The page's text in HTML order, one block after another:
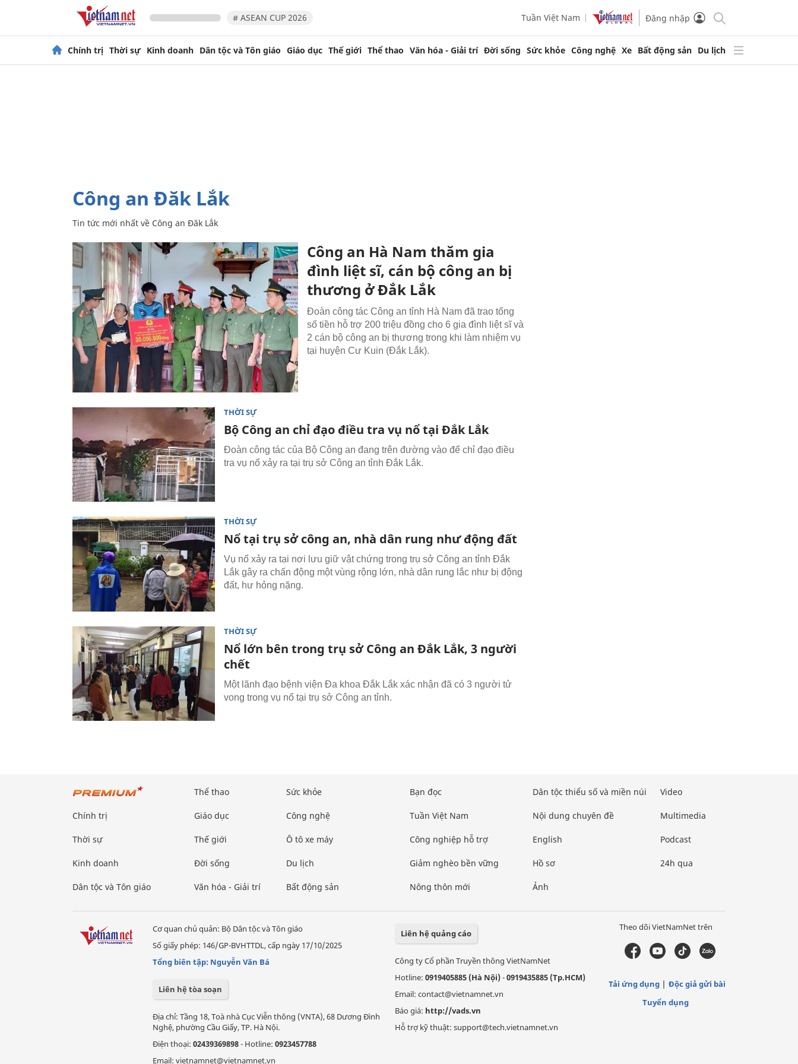
# ASEAN CUP 2026 Tuần Việt Nam Đăng nhập
Chính trị Thời sự Kinh doanh Dân tộc và Tôn giáo Giáo dục Thế giới Thể thao Văn hóa - Giải trí Đời sống Sức khỏe Công nghệ Xe Bất động sản Du lịch
Công an Đăk Lắk
Tin tức mới nhất về Công an Đăk Lắk
Công an Hà Nam thăm gia
đình liệt sĩ, cán bộ công an bị
thương ở Đắk Lắk
Đoàn công tác Công an tỉnh Hà Nam đã trao tổng
số tiền hỗ trợ 200 triệu đồng cho 6 gia đình liệt sĩ và
2 cán bộ công an bị thương trong khi làm nhiệm vụ
tại huyện Cư Kuin (Đắk Lắk).
THỜI SỰ
Bộ Công an chỉ đạo điều tra vụ nổ tại Đắk Lắk
Đoàn công tác của Bộ Công an đang trên đường vào để chỉ đạo điều
tra vụ nổ xảy ra tại trụ sở Công an tỉnh Đắk Lắk.
THỜI SỰ
Nổ tại trụ sở công an, nhà dân rung như động đất
Vụ nổ xảy ra tại nơi lưu giữ vật chứng trong trụ sở Công an tỉnh Đắk
Lắk gây ra chấn động một vùng rộng lớn, nhà dân rung lắc như bị động
đất, hư hỏng nặng.
THỜI SỰ
Nổ lớn bên trong trụ sở Công an Đắk Lắk, 3 người
chết
Một lãnh đạo bệnh viện Đa khoa Đắk Lắk xác nhận đã có 3 người tử
vong trong vụ nổ tại trụ sở Công an tỉnh.
Chính trị
Thời sự
Kinh doanh
Dân tộc và Tôn giáo
Thể thao
Giáo dục
Thế giới
Đời sống
Văn hóa - Giải trí
Sức khỏe
Công nghệ
Ô tô xe máy
Du lịch
Bất động sản
Bạn đọc
Tuần Việt Nam
Công nghiệp hỗ trợ
Giảm nghèo bền vững
Nông thôn mới
Dân tộc thiểu số và miền núi
Nội dung chuyên đề
English
Hồ sơ
Ảnh
Video
Multimedia
Podcast
24h qua
Cơ quan chủ quản: Bộ Dân tộc và Tôn giáo
Số giấy phép: 146/GP-BVHTTDL, cấp ngày 17/10/2025
Tổng biên tập: Nguyễn Văn Bá
Liên hệ tòa soạn
Địa chỉ: Tầng 18, Toà nhà Cục Viễn thông (VNTA), 68 Dương Đình
Nghệ, phường Cầu Giấy, TP. Hà Nội.
Điện thoại: 02439369898- Hotline: 0923457788
Email: vietnamnet@vietnamnet.vn
Liên hệ quảng cáo
Công ty Cổ phần Truyền thông VietNamNet
Hotline: 0919405885 (Hà Nội)-0919435885 (Tp.HCM)
Email: contact@vietnamnet.vn
Báo giá: http://vads.vn
Hỗ trợ kỹ thuật: support@tech.vietnamnet.vn
Theo dõi VietNamNet trên
Tải ứng dụng
Độc giả gửi bài
Tuyển dụng